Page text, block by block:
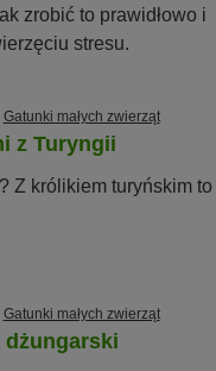
zrobić to prawidłowo i
stresu.
Gatunki małych zwierząt
z Turyngii
Z królikiem turyńskim to
Gatunki małych zwierząt